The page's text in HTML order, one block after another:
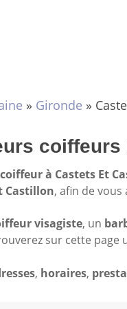
» Gironde »
coiffeurs
à Castets Et
Castillon, afin de
visagiste, un
sur cette page
, horaires,